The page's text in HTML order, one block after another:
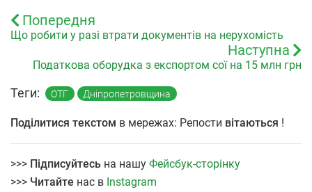
Попередня
Що робити у разі втрати документів на нерухомість
Наступна
Податкова оборудка з експортом сої на 15 млн грн
Теги: ОТГ Дніпропетровщина
Поділитися текстом в мережах: Репости вітаються !
>>> Підписуйтесь на нашу Фейсбук-сторінку
>>> Читайте нас в Instagram